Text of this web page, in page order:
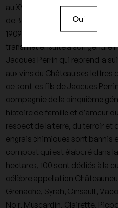
Oui
au XVIème siècle et plus
de Beaucastel acheta une
1909, le domaine est repris par
transmet ensuite à son gendre
Jacques Perrin qui reprend la
aux vins du Château ses lettres
ce sont les fils de Jacques
compagnie de la cinquième
histoire de famille et d’amour
respect de la terre, du terroir et
engrais chimiques sont bannis
compost qui est élaboré dans
hectares, 100 sont dédiés à la
célèbre appellation
Grenache, Syrah, Cinsault,
Noir, Muscardin, Clairette,